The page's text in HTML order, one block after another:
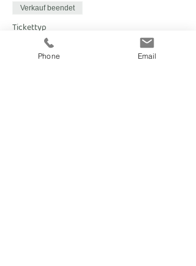
Verkauf beendet
Tickettyp
8 Tage im Apartment alleine
Phone Email